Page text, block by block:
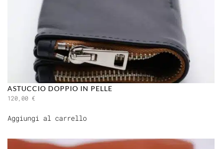
ASTUCCIO DOPPIO IN PELLE
120,00 €
Aggiungi al carrello